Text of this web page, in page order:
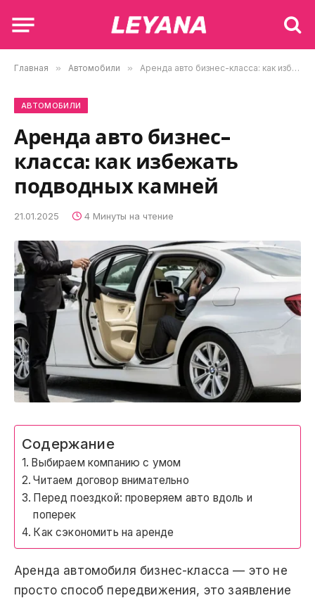
Главная » Автомобили » Аренда авто бизнес-класса: как избежать подводных камней
АВТОМОБИЛИ
Аренда авто бизнес-
класса: как избежать
подводных камней
21.01.2025 4 Минуты на чтение
Содержание
Выбираем компанию с умом
Читаем договор внимательно
Перед поездкой: проверяем авто вдоль и
поперек
Как сэкономить на аренде
Аренда автомобиля бизнес-класса — это не
просто способ передвижения, это заявление